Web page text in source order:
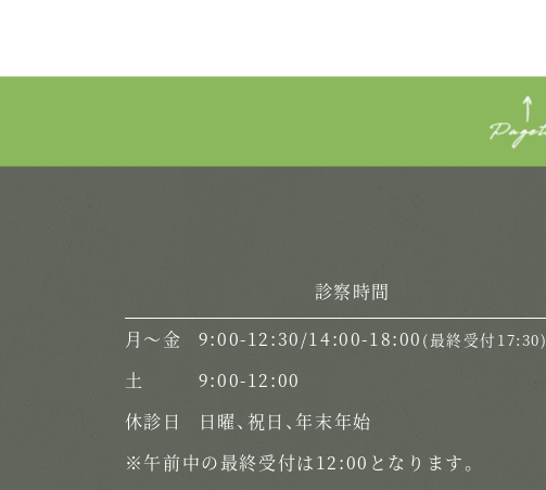
診察時間
月〜金
9:00-12:30/14:00-18:00 (最終受付17:30)
土
9:00-12:00
休診日
日曜、祝日、年末年始
※午前中の最終受付は12:00となります。